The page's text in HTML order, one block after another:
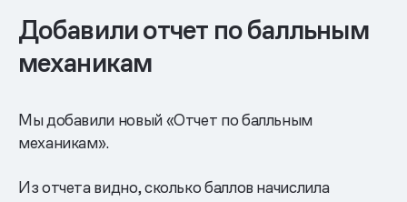
Добавили отчет по балльным
механикам
Мы добавили новый «Отчет по балльным
механикам».
Из отчета видно, сколько баллов начислила